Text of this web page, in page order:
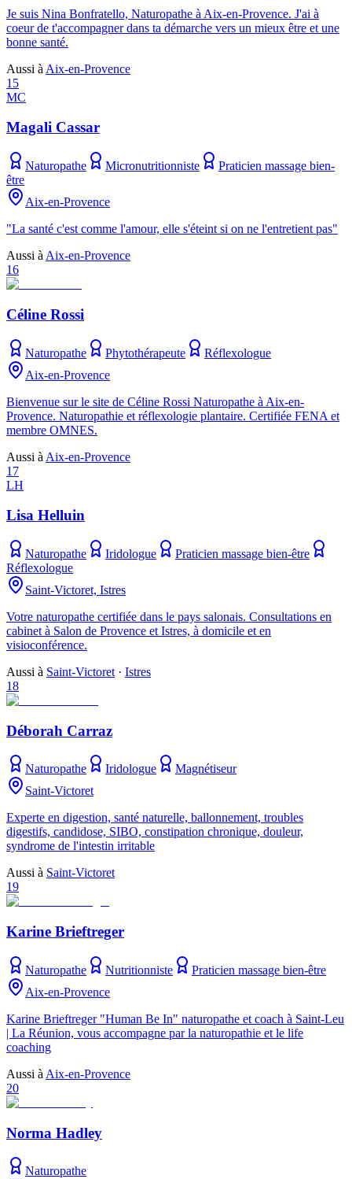
Je suis Nina Bonfratello, Naturopathe à Aix-en-Provence. J'ai à
coeur de t'accompagner dans ta démarche vers un mieux être et une
bonne santé.
Aussi à Aix-en-Provence
15
MC
Magali Cassar
Naturopathe Micronutritionniste
Praticien massage bien-
être
Aix-en-Provence
"La santé c'est comme l'amour, elle s'éteint si on ne l'entretient pas"
Aussi à Aix-en-Provence
16
Céline Rossi
Naturopathe Phytothérapeute
Réflexologue
Aix-en-Provence
Bienvenue sur le site de Céline Rossi Naturopathe à Aix-en-
Provence. Naturopathie et réflexologie plantaire. Certifiée FENA et
membre OMNES.
Aussi à Aix-en-Provence
17
LH
Lisa Helluin
Naturopathe Iridologue
Praticien massage bien-être
Réflexologue
Saint-Victoret, Istres
Votre naturopathe certifiée dans le pays salonais. Consultations en
cabinet à Salon de Provence et Istres, à domicile et en
visioconférence.
Aussi à Saint-Victoret · Istres
18
Déborah Carraz
Naturopathe Iridologue
Magnétiseur
Saint-Victoret
Experte en digestion, santé naturelle, ballonnement, troubles
digestifs, candidose, SIBO, constipation chronique, douleur,
syndrome de l'intestin irritable
Aussi à Saint-Victoret
19
Karine Brieftreger
Naturopathe Nutritionniste
Praticien massage bien-être
Aix-en-Provence
Karine Brieftreger "Human Be In" naturopathe et coach à Saint-Leu
| La Réunion, vous accompagne par la naturopathie et le life
coaching
Aussi à Aix-en-Provence
20
Norma Hadley
Naturopathe